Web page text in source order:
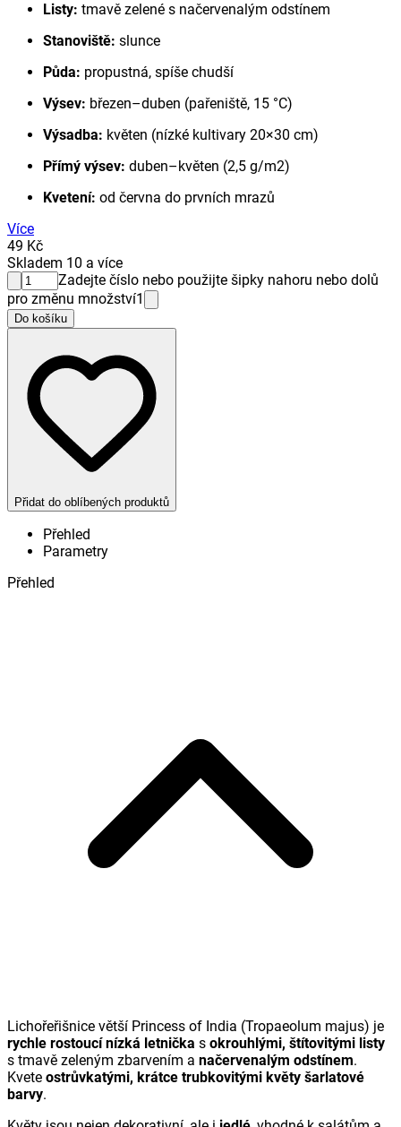
Listy: tmavě zelené s načervenalým odstínem
Stanoviště: slunce
Půda: propustná, spíše chudší
Výsev: březen–duben (pařeniště, 15 °C)
Výsadba: květen (nízké kultivary 20×30 cm)
Přímý výsev: duben–květen (2,5 g/m2)
Kvetení: od června do prvních mrazů
Více
49 Kč
Skladem 10 a více
Zadejte číslo nebo použijte šipky nahoru nebo dolů
pro změnu množství1
Do košíku
Přidat do oblíbených produktů
Přehled
Parametry
Přehled
Lichořeřišnice větší Princess of India (Tropaeolum majus) je
rychle rostoucí nízká letnička s okrouhlými, štítovitými listy
s tmavě zeleným zbarvením a načervenalým odstínem.
Kvete ostrůvkatými, krátce trubkovitými květy šarlatové
barvy.